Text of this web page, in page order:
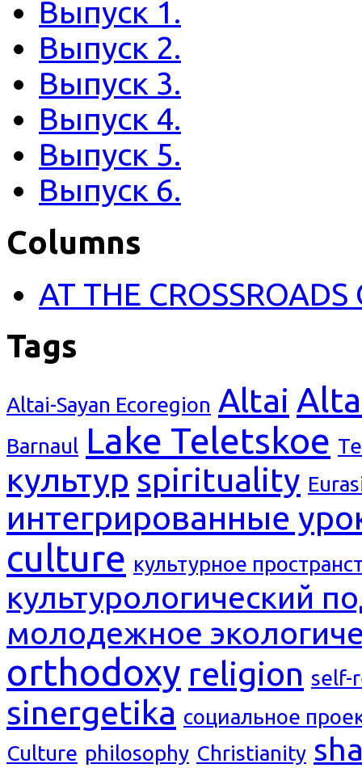
Выпуск 1.
Выпуск 2.
Выпуск 3.
Выпуск 4.
Выпуск 5.
Выпуск 6.
Columns
AT THE
Tags
Altai-Sayan Ecoregion Altai
Barnaul Lake Teletskoe
культур spirituality
интегрированные
culture культурное
культурологический
молодежное
orthodoxy religion self-
sinergetika социальное
Culture philosophy Christianity